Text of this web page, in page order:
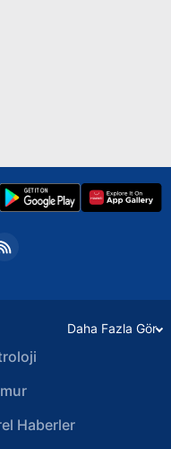
Daha Fazla Gör
Haberler